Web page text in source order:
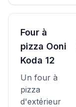
Four à
pizza Ooni
Koda 12
Un four à
pizza
d'extérieur